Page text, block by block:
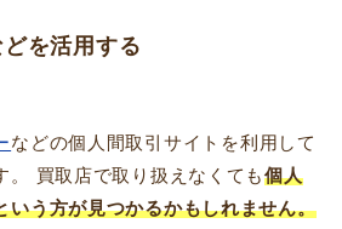
を活用する
などの個人間取引サイトを利用して
。 買取店で取り扱えなくても個人
いう方が見つかるかもしれません。